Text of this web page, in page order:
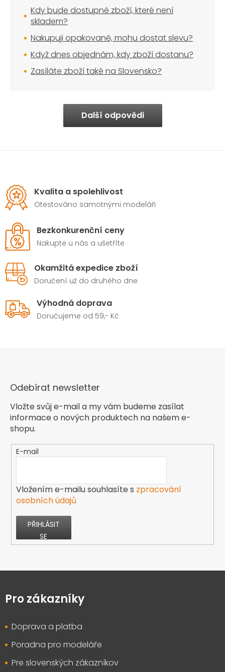
Kdy bude dostupné zboží, které není
skladem?
Nakupuji opakovaně, mohu dostat slevu?
Když dnes objednám, kdy zboží dostanu?
Zasíláte zboží také na Slovensko?
Další odpovědi
Kvalita a spolehlivost
Otestováno samotnými modeláři
Bezkonkurenční ceny
Nakupte u nás a ušetříte
Okamžitá expedice zboží
Doručení už do druhého dne
Výhodná doprava
Doručujeme od 59,- Kč
Odebírat newsletter
Vložte svůj e-mail a my vám budeme zasílat
informace o nových produktech na našem e-
shopu.
E-mail
Vložením e-mailu souhlasíte s zpracování
osobních údajů
PŘIHLÁSIT
SE
pPro zákazníky
Doprava a platba
Poradna pro modeláře
Pre slovenských zákazníkov